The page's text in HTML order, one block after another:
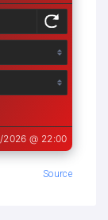
Source